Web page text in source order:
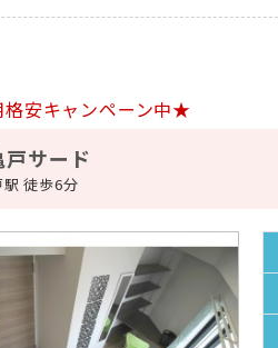
安キャンペーン中★
戸サード
徒歩6分